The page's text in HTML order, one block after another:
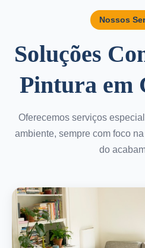
Nossos
Soluções
Pintura em
Oferecemos serviços
ambiente, sempre com foco
do